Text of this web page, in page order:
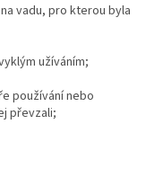
vadu, pro kterou byla
užíváním;
používání nebo
převzali;